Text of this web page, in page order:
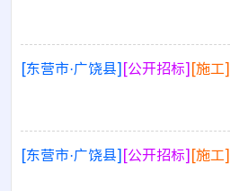
[东营市·广饶县][公开招标][施工]
[东营市·广饶县][公开招标][施工]